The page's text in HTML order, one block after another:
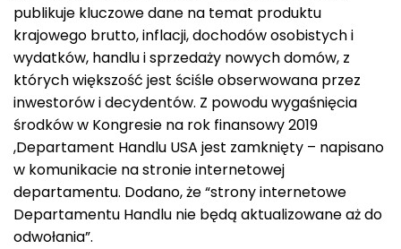
publikuje kluczowe dane na temat produktu
krajowego brutto, inflacji, dochodów osobistych i
wydatków, handlu i sprzedaży nowych domów, z
których większość jest ściśle obserwowana przez
inwestorów i decydentów. Z powodu wygaśnięcia
środków w Kongresie na rok finansowy 2019
,Departament Handlu USA jest zamknięty – napisano
w komunikacie na stronie internetowej
departamentu. Dodano, że “strony internetowe
Departamentu Handlu nie będą aktualizowane aż do
odwołania”.